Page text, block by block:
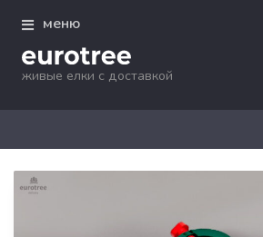
меню
живые елки с доставкой
Главная
Новогоднее